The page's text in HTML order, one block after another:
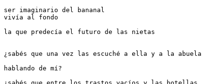
ser imaginario del bananal
vivía al fondo
la que predecía el futuro de las nietas
¿sabés que una vez las escuché a ella y a la abuela
hablando de mí?